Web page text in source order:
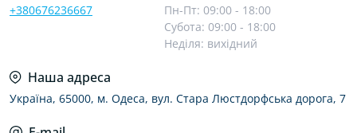
+380676236667
Пн-Пт: 09:00 - 18:00
Субота: 09:00 - 18:00
Неділя: вихідний
Наша адреса
Україна, 65000, м. Одеса, вул. Стара Люстдорфська дорога, 7